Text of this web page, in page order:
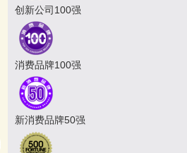
创新公司100强
消费品牌100强
新消费品牌50强